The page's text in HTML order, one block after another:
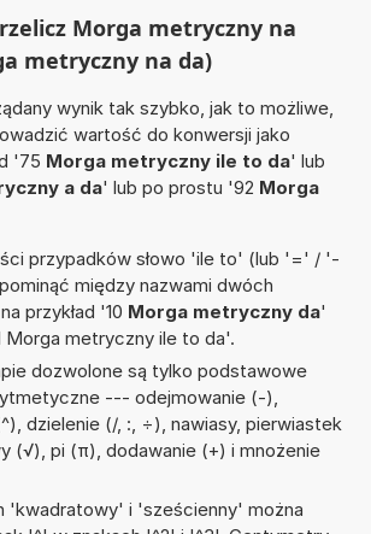
Morga metryczny na
metryczny na da)
wynik tak szybko, jak to możliwe,
wartość do konwersji jako
'75 Morga metryczny ile to da' lub
a da' lub po prostu '92 Morga
przypadków słowo 'ile to' (lub '=' / '-
między nazwami dwóch
przykład '10 Morga metryczny da'
Morga metryczny ile to da'.
dozwolone są tylko podstawowe
--- odejmowanie (-),
dzielenie (/, :, ÷), nawiasy, pierwiastek
(√), pi (π), dodawanie (+) i mnożenie
'kwadratowy' i 'sześcienny' można